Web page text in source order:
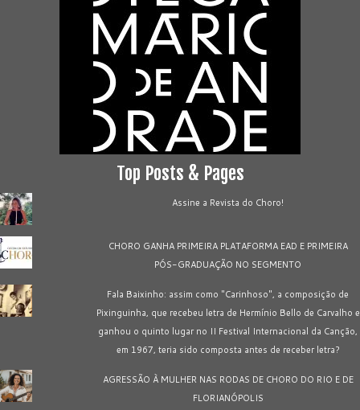
Top Posts & Pages
Assine a Revista do Choro!
CHORO GANHA PRIMEIRA PLATAFORMA EAD E PRIMEIRA
PÓS-GRADUAÇÃO NO SEGMENTO
Fala Baixinho: assim como "Carinhoso", a composição de
Pixinguinha, que recebeu letra de Hermínio Bello de Carvalho e
ganhou o quinto lugar no II Festival Internacional da Canção,
em 1967, teria sido composta antes de receber letra?
AGRESSÃO À MULHER NAS RODAS DE CHORO DO RIO E DE
FLORIANÓPOLIS